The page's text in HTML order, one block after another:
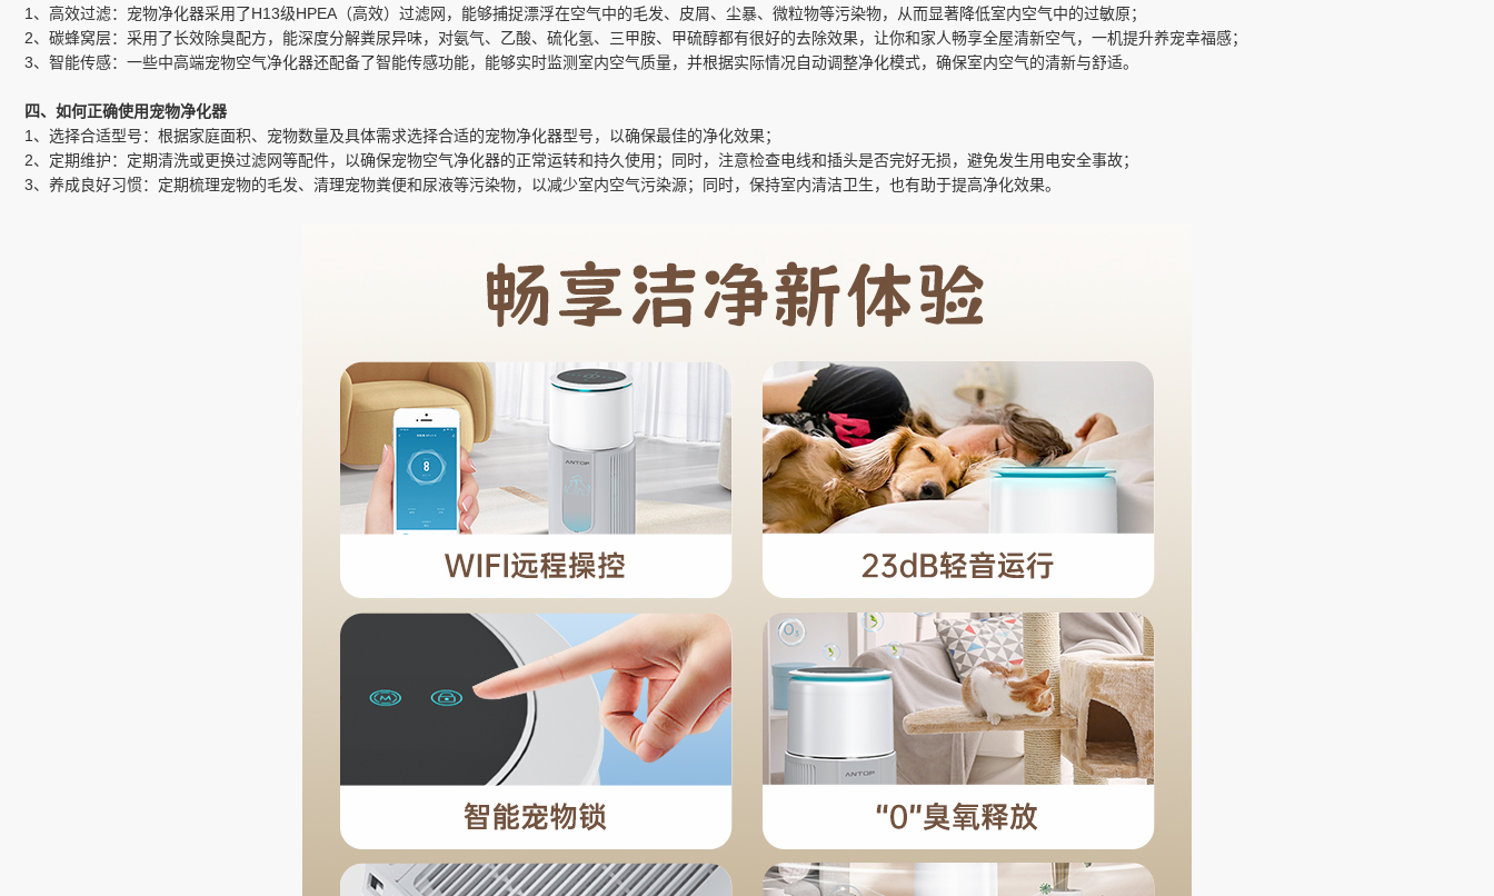
1、高效过滤：宠物净化器采用了H13级HPEA（高效）过滤网，能够捕捉漂浮在空气中的毛发、皮屑、尘暴、微粒物等污染物，从而显著降低室内空气中的过敏原；
2、碳蜂窝层：采用了长效除臭配方，能深度分解粪尿异味，对氨气、乙酸、硫化氢、三甲胺、甲硫醇都有很好的去除效果，让你和家人畅享全屋清新空气，一机提升养宠幸福感；
3、智能传感：一些中高端宠物空气净化器还配备了智能传感功能，能够实时监测室内空气质量，并根据实际情况自动调整净化模式，确保室内空气的清新与舒适。
四、如何正确使用宠物净化器
1、选择合适型号：根据家庭面积、宠物数量及具体需求选择合适的宠物净化器型号，以确保最佳的净化效果；
2、定期维护：定期清洗或更换过滤网等配件，以确保宠物空气净化器的正常运转和持久使用；同时，注意检查电线和插头是否完好无损，避免发生用电安全事故；
3、养成良好习惯：定期梳理宠物的毛发、清理宠物粪便和尿液等污染物，以减少室内空气污染源；同时，保持室内清洁卫生，也有助于提高净化效果。